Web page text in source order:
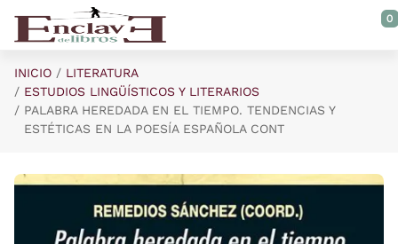
Saltar al contenido principal
0
INICIO
LITERATURA
ESTUDIOS LINGÜÍSTICOS Y LITERARIOS
PALABRA HEREDADA EN EL TIEMPO. TENDENCIAS Y
ESTÉTICAS EN LA POESÍA ESPAÑOLA CONT